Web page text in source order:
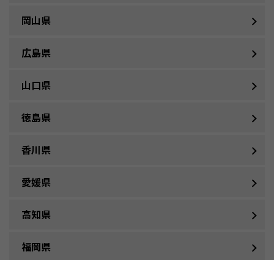
岡山県
広島県
山口県
徳島県
香川県
愛媛県
高知県
福岡県